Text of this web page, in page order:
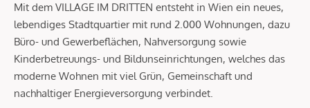
Mit dem VILLAGE IM DRITTEN entsteht in Wien ein neues,
lebendiges Stadtquartier mit rund 2.000 Wohnungen, dazu
Büro- und Gewerbeflächen, Nahversorgung sowie
Kinderbetreuungs- und Bildunseinrichtungen, welches das
moderne Wohnen mit viel Grün, Gemeinschaft und
nachhaltiger Energieversorgung verbindet.